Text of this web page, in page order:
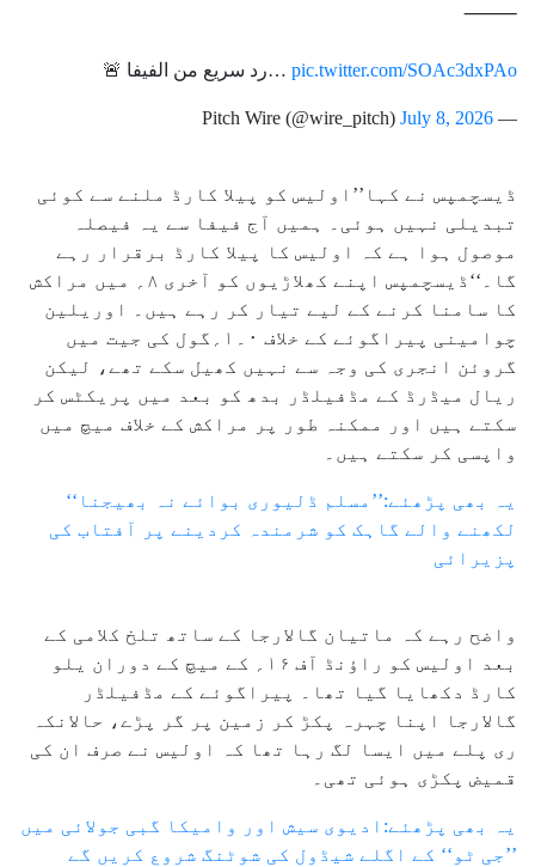
⸻
🚨 رد سريع من الفيفا… pic.twitter.com/SOAc3dxPAo
— Pitch Wire (@wire_pitch)
July 8, 2026
ڈیسچمپس نے کہا’’اولیس کو پیلا کارڈ ملنے سے کوئی
تبدیلی نہیں ہوئی۔ ہمیں آج فیفا سے یہ فیصلہ
موصول ہوا ہے کہ اولیس کا پیلا کارڈ برقرار رہے
گا۔‘‘ڈیسچمپس اپنے کھلاڑیوں کو آخری ۸؍ میں مراکش
کا سامنا کرنے کے لیے تیار کر رہے ہیں۔ اوریلین
چوامینی پیراگوئے کے خلاف ۰۔۱؍گول کی جیت میں
گروئن انجری کی وجہ سے نہیں کھیل سکے تھے، لیکن
ریال میڈرڈ کے مڈفیلڈر بدھ کو بعد میں پریکٹس کر
سکتے ہیں اور ممکنہ طور پر مراکش کے خلاف میچ میں
واپسی کر سکتے ہیں۔
یہ بھی پڑھئے:’’مسلم ڈلیوری بوائے نہ بھیجنا‘‘
لکھنے والے گاہک کو شرمندہ کردینے پر آفتاب کی
پزیرائی
واضح رہے کہ ماتیان گالارجا کے ساتھ تلخ کلامی کے
بعد اولیس کو راؤنڈ آف ۱۶؍ کے میچ کے دوران یلو
کارڈ دکھایا گیا تھا۔ پیراگوئے کے مڈفیلڈر
گالارجا اپنا چہرہ پکڑ کر زمین پر گر پڑے، حالانکہ
ری پلے میں ایسا لگ رہا تھا کہ اولیس نے صرف ان کی
قمیض پکڑی ہوئی تھی۔
یہ بھی پڑھئے:ادیوی سیش اور وامیکا گبی جولائی میں
’’جی ٹو‘‘ کے اگلے شیڈول کی شوٹنگ شروع کریں گے